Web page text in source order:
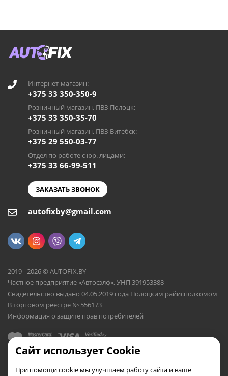
Интернет-магазин:
+375 33 350-350-9
Розничный магазин, ПВЗ Полоцк:
+375 33 350-35-70
Розничный магазин, ПВЗ Витебск:
+375 29 550-03-77
Отдел по работе с юр. лицами:
+375 33 66-99-511
ЗАКАЗАТЬ ЗВОНОК
autofixby@gmail.com
2019 - 2026 © AUTOFIX.BY
Частное предприятие «Автосэлф», УНП 391953388
Свидетельство выдано 04.05.2019 года Полоцким райисполкомом
В торговом реестре № 556173
Информация о защите прав потребителей
Сайт использует Cookie
При помощи cookie мы улучшаем работу сайта и ваше